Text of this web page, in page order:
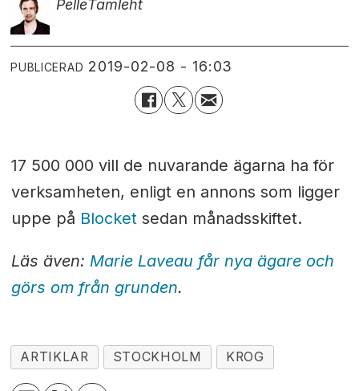
PelleTamleht
PUBLICERAD 2019-02-08 - 16:03
17 500 000 vill de nuvarande ägarna ha för
verksamheten, enligt en annons som ligger
uppe på Blocket sedan månadsskiftet.
Läs även: Marie Laveau får nya ägare och
görs om från grunden.
ARTIKLAR STOCKHOLM KROG